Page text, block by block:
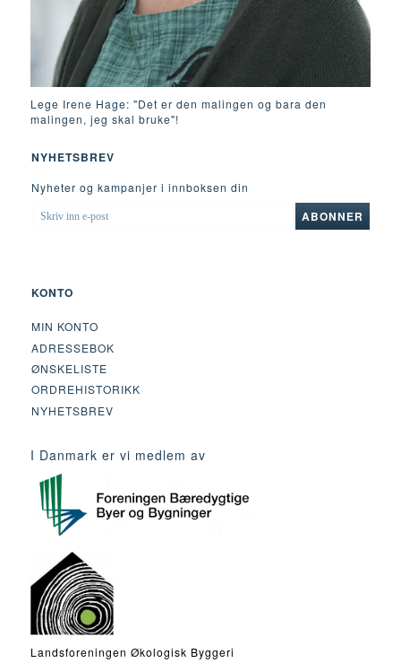
Lege Irene Hage: "Det er den malingen og bara den
malingen, jeg skal bruke"!
NYHETSBREV
Nyheter og kampanjer i innboksen din
SKRIV
INN
ABONNER
KONTO
MIN KONTO
ADRESSEBOK
ØNSKELISTE
ORDREHISTORIKK
NYHETSBREV
I Danmark er vi medlem av
Landsforeningen Økologisk Byggeri